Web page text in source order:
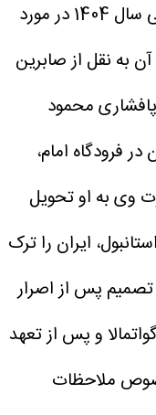
هفت صبح هم گزارشی سال 1404 در مورد
به نقل از صابرین
محمود
فرودگاه امام،
دقیقه پاسپورت وی به او تحویل
ایران را ترک
پس از اصرار
و پس از تعهد
ملاحظات